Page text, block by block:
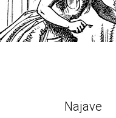
Najave